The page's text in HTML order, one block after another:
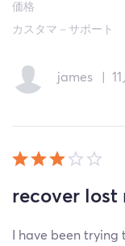
価格
カスタマ－サポート
james
recover lost
I have been